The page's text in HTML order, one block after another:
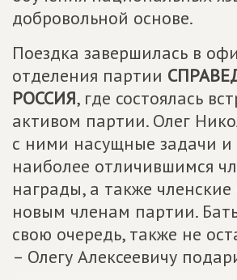
добровольной основе.
Поездка завершилась в
отделения партии
РОССИЯ, где состоялась
активом партии. Олег
с ними насущные задачи и
наиболее отличившимся
награды, а также
новым членам партии.
свою очередь, также не
– Олегу Алексеевичу